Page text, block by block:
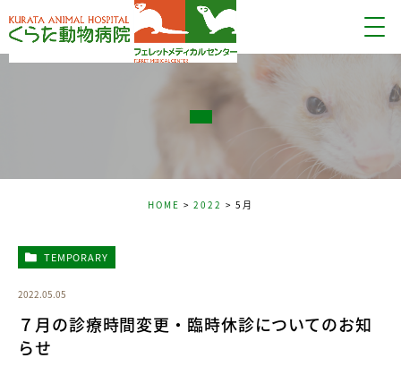
HOME 2022 5月
TEMPORARY
2022.05.05
７月の診療時間変更・臨時休診についてのお知
らせ